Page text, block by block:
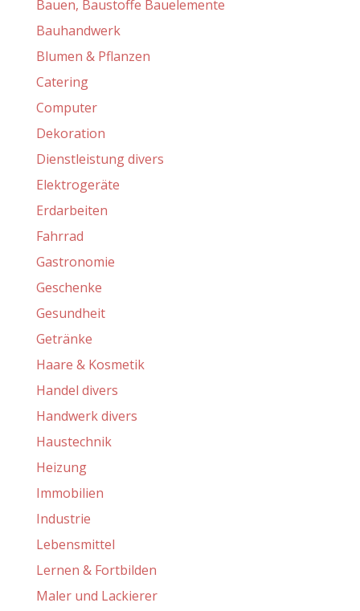
Bauen, Baustoffe Bauelemente
Bauhandwerk
Blumen & Pflanzen
Catering
Computer
Dekoration
Dienstleistung divers
Elektrogeräte
Erdarbeiten
Fahrrad
Gastronomie
Geschenke
Gesundheit
Getränke
Haare & Kosmetik
Handel divers
Handwerk divers
Haustechnik
Heizung
Immobilien
Industrie
Lebensmittel
Lernen & Fortbilden
Maler und Lackierer